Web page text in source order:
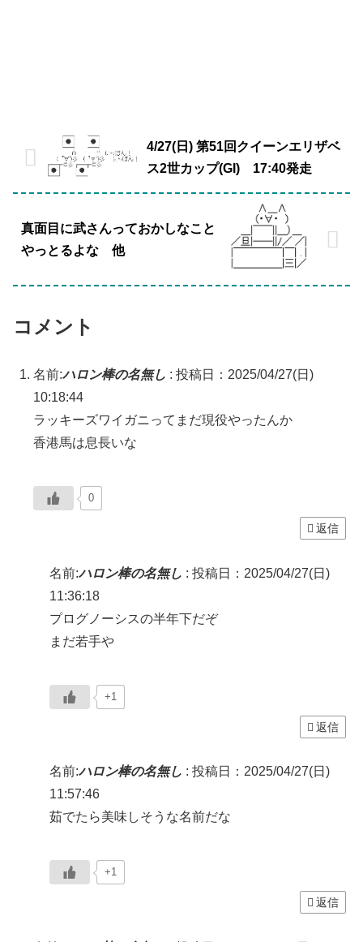
4/27(日) 第51回クイーンエリザベ
ス2世カップ(GI) 17:40発走
真面目に武さんっておかしなこと
やっとるよな 他
コメント
名前:ハロン棒の名無し : 投稿日：2025/04/27(日)
10:18:44
ラッキーズワイガニってまだ現役やったんか
香港馬は息長いな
0
返信
名前:ハロン棒の名無し : 投稿日：2025/04/27(日)
11:36:18
プログノーシスの半年下だぞ
まだ若手や
+1
返信
名前:ハロン棒の名無し : 投稿日：2025/04/27(日)
11:57:46
茹でたら美味しそうな名前だな
+1
返信